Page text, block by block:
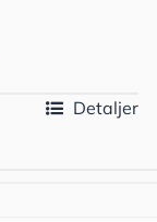
Detaljer